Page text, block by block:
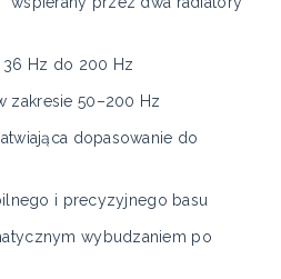
36 Hz do 200 Hz
zakresie 50–200 Hz
dopasowanie do
i precyzyjnego basu
wybudzaniem po